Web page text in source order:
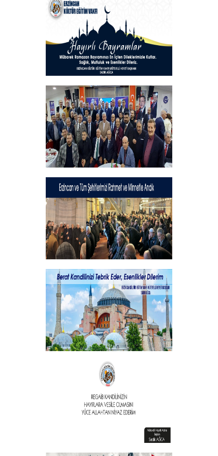
+
Hayırlı Bayramlar
+
Geleneksel İftar Programımız
+
Şehitlerimizi Rahmet ve Minnetle
Andık...
+
Vakıf Başkanımızdan Kandil mesajı
+